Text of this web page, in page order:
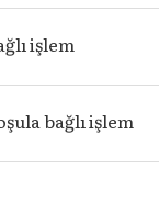
işlem
bağlı işlem